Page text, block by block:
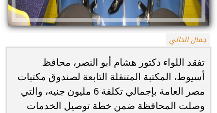
جمال الدالي
تفقد اللواء دكتور هشام أبو النصر، محافظ
أسيوط، المكتبة المتنقلة التابعة لصندوق مكتبات
مصر العامة بإجمالي تكلفة 6 مليون جنيه، والتي
وصلت المحافظة ضمن خطة توصيل الخدمات